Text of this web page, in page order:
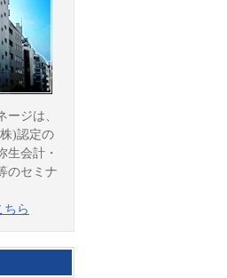
ージは、
)認定の
生会計・
のセミナ
ちら